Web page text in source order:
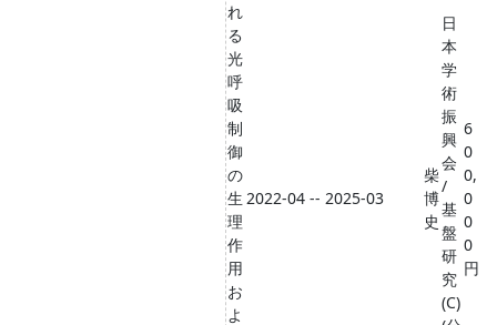
れ
る
光
呼
吸
制
御
の
生
理
作
用
お
よ
2022-04 -- 2025-03
柴
博
史
日
本
学
術
振
興
会
/
基
盤
研
究
(C)
6
0
0,
0
0
0
円